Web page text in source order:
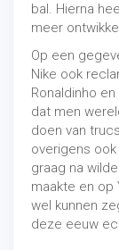
bal. Hierna
meer
Op een
Nike ook
Ronaldinho
dat men
doen van
overigens
graag na
maakte en op
wel kunnen
deze eeuw